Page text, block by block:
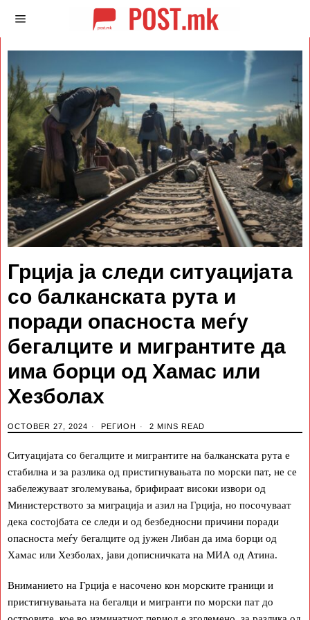
Грција ја следи ситуацијата
со балканската рута и
поради опасноста меѓу
бегалците и мигрантите да
има борци од Хамас или
Хезболах
OCTOBER 27, 2024 РЕГИОН 2 MINS READ
Ситуацијата со бегалците и мигрантите на балканската рута е
стабилна и за разлика од пристигнувањата по морски пат, не се
забележуваат зголемувања, брифираат високи извори од
Министерството за миграција и азил на Грција, но посочуваат
дека состојбата се следи и од безбедносни причини поради
опасноста меѓу бегалците од јужен Либан да има борци од
Хамас или Хезболах, јави дописничката на МИА од Атина.
Вниманието на Грција е насочено кон морските граници и
пристигнувањата на бегалци и мигранти по морски пат до